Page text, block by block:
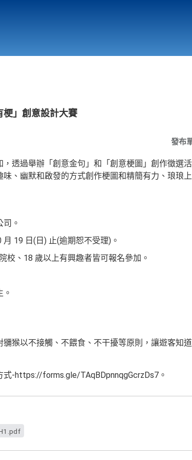
梗」創意設計大賽
發布
透過舉辦「創意金句」和「創意梗圖」創作徵選
、幽默和啟發的方式創作梗圖和精簡有力、琅琅
。
月 19 日 ( 日 ) 止(逾期恕不受理) 。
校、 18 歲以上有興趣者皆可報名參加。
猴以不接觸、不餵食、不干擾等原則，讓遊客知
式-https://forms.gle/TAqBDpnnqgGcrzDs7 。